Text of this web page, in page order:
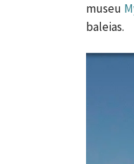
museu
baleias.